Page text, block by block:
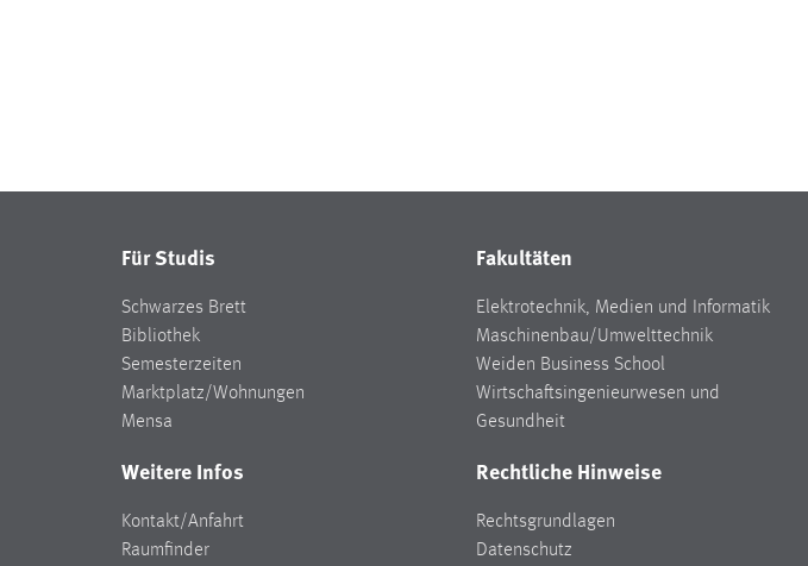
Für Studis
Schwarzes Brett
Bibliothek
Semesterzeiten
Marktplatz/Wohnungen
Mensa
Fakultäten
Elektrotechnik, Medien und Informatik
Maschinenbau/Umwelttechnik
Weiden Business School
Wirtschaftsingenieurwesen und
Gesundheit
Weitere Infos
Kontakt/Anfahrt
Raumfinder
Rechtliche Hinweise
Rechtsgrundlagen
Datenschutz